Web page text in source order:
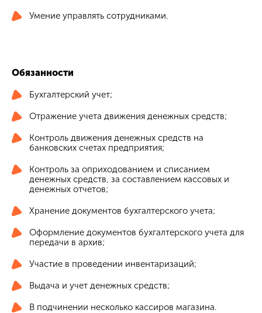
Умение управлять сотрудниками.
Обязанности
Бухгалтерский учет;
Отражение учета движения денежных средств;
Контроль движения денежных средств на
банковских счетах предприятия;
Контроль за оприходованием и списанием
денежных средств, за составлением кассовых и
денежных отчетов;
Хранение документов бухгалтерского учета;
Оформление документов бухгалтерского учета для
передачи в архив;
Участие в проведении инвентаризаций;
Выдача и учет денежных средств;
В подчинении несколько кассиров магазина.